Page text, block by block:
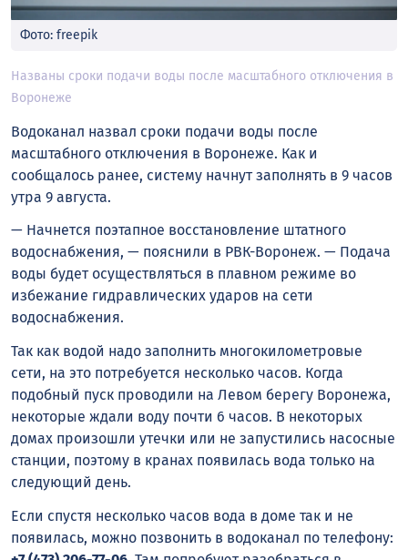
Фото: freepik
Названы сроки подачи воды после масштабного отключения в
Воронеже
Водоканал назвал сроки подачи воды после
масштабного отключения в Воронеже. Как и
сообщалось ранее, систему начнут заполнять в 9 часов
утра 9 августа.
— Начнется поэтапное восстановление штатного
водоснабжения, — пояснили в РВК-Воронеж. — Подача
воды будет осуществляться в плавном режиме во
избежание гидравлических ударов на сети
водоснабжения.
Так как водой надо заполнить многокилометровые
сети, на это потребуется несколько часов. Когда
подобный пуск проводили на Левом берегу Воронежа,
некоторые ждали воду почти 6 часов. В некоторых
домах произошли утечки или не запустились насосные
станции, поэтому в кранах появилась вода только на
следующий день.
Если спустя несколько часов вода в доме так и не
появилась, можно позвонить в водоканал по телефону: